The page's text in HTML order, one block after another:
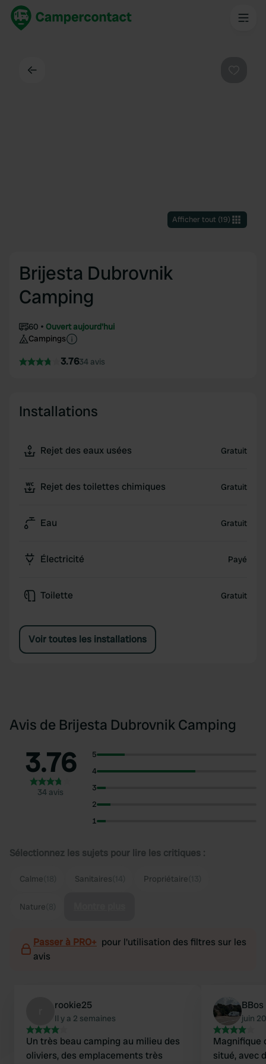
Afficher tout(19)
Brijesta Dubrovnik
Camping
60
Ouvert aujourd'hui
Campings
3.7634 avis
Installations
Rejet des eaux usées Gratuit
Rejet des toilettes chimiques Gratuit
Eau Gratuit
Électricité Payé
Toilette Gratuit
Voir toutes les installations
Avis de Brijesta Dubrovnik Camping
3.76
34 avis
5
4
3
2
1
Sélectionnez les sujets pour lire les critiques :
Calme Sanitaires Propriétaire
Nature
Passer à PRO+ pour l'utilisation des filtres sur les
avis
rookie25
Il y a 2 semaines
Un très beau camping au milieu des
oliviers, des emplacements très
BBos
juin
Magnifique
situé, avec